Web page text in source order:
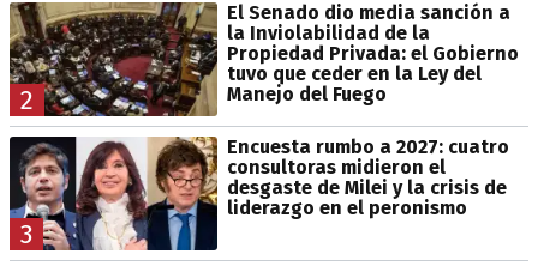
2
El Senado dio media sanción a
la Inviolabilidad de la
Propiedad Privada: el Gobierno
tuvo que ceder en la Ley del
Manejo del Fuego
3
Encuesta rumbo a 2027: cuatro
consultoras midieron el
desgaste de Milei y la crisis de
liderazgo en el peronismo